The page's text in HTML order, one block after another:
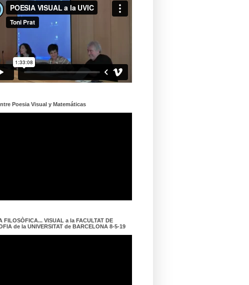
Poesia Visual y Matemáticas
FILOSÒFICA... VISUAL a la FACULTAT DE
de la UNIVERSITAT de BARCELONA 8-5-19